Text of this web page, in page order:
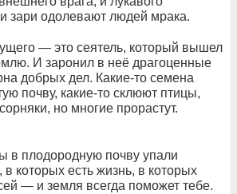
зари одолевают людей мрака.
— это сеятель, который вышел
И заронил в неё драгоценные
добрых дел. Какие-то семена
почву, какие-то склюют птицы,
но многие прорастут.
в плодородную почву упали
которых есть жизнь, в которых
— и земля всегда поможет тебе.